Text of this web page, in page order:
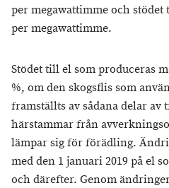
per megawattimme och
per megawattimme.
Stödet till el som produceras
%, om den skogsflis som
framställts av sådana delar av
härstammar från
lämpar sig för förädling.
med den 1 januari 2019 på el
och därefter. Genom